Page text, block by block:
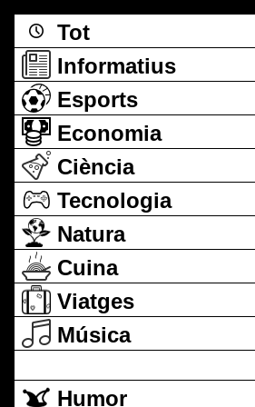
Tot
Informatius
Esports
Economia
Ciència
Tecnologia
Natura
Cuina
Viatges
Música
Humor